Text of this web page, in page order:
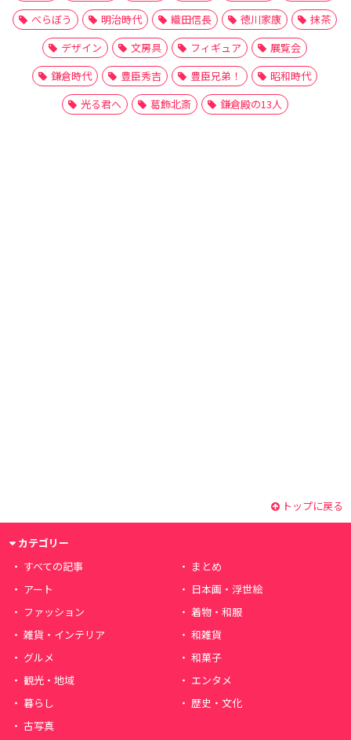
べらぼう
明治時代 織田信長 徳川家康
抹茶
デザイン
文房具 フィギュア
展覧会
鎌倉時代
豊臣秀吉 豊臣兄弟！
昭和時代
光る君へ
葛飾北斎 鎌倉殿の13人
トップに戻る
カテゴリー
すべての記事
まとめ
アート
日本画・浮世絵
ファッション
着物・和服
雑貨・インテリア
和雑貨
グルメ
和菓子
観光・地域
エンタメ
暮らし
歴史・文化
古写真